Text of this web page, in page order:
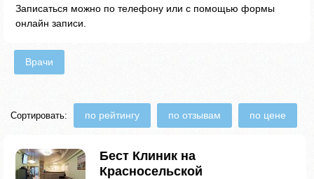
Записаться можно по телефону или с помощью формы
онлайн записи.
Врачи
Сортировать: по рейтингу по отзывам по цене
Бест Клиник на
Красносельской